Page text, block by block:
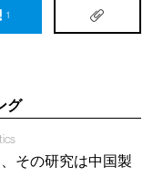
1
グ
その研究は中国製